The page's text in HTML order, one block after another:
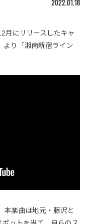
2022.01.18
月にリリースしたキャ
より「湘南新宿ライン
本楽曲は地元・藤沢と